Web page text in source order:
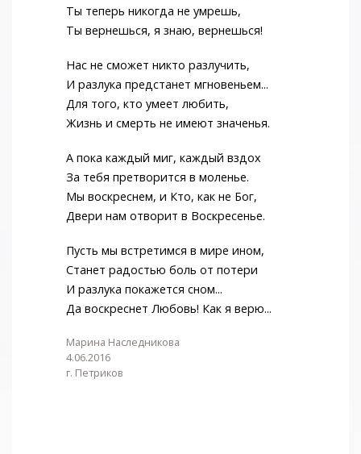
Ты теперь никогда не умрешь,
Ты вернешься, я знаю, вернешься!
Нас не сможет никто разлучить,
И разлука предстанет мгновеньем...
Для того, кто умеет любить,
Жизнь и смерть не имеют значенья.
А пока каждый миг, каждый вздох
За тебя претворится в моленье.
Мы воскреснем, и Кто, как не Бог,
Двери нам отворит в Воскресенье.
Пусть мы встретимся в мире ином,
Станет радостью боль от потери
И разлука покажется сном...
Да воскреснет Любовь! Как я верю...
Марина Наследникова
4.06.2016
г. Петриков